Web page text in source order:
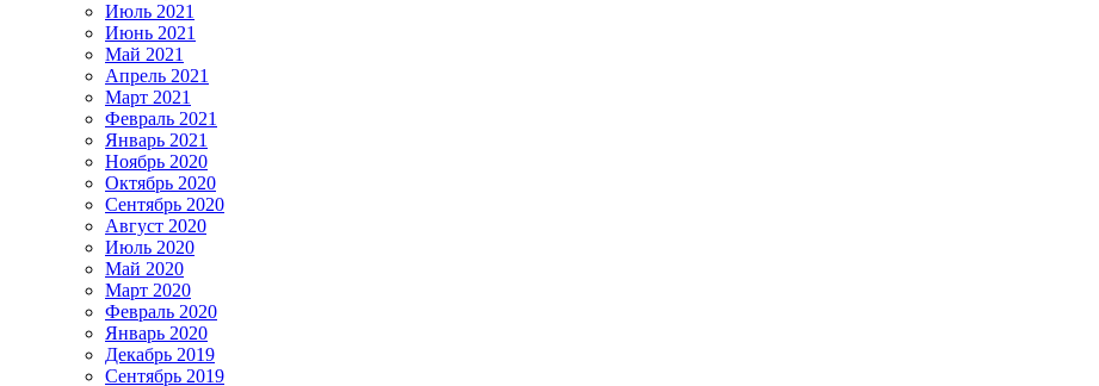
Июль 2021
Июнь 2021
Май 2021
Апрель 2021
Март 2021
Февраль 2021
Январь 2021
Ноябрь 2020
Октябрь 2020
Сентябрь 2020
Август 2020
Июль 2020
Май 2020
Март 2020
Февраль 2020
Январь 2020
Декабрь 2019
Сентябрь 2019